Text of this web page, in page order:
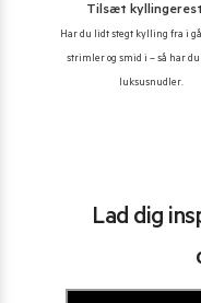
Tilsæt
Har du lidt stegt kylling fra i
strimler og smid i – så har
luksusnudler.
Lad dig